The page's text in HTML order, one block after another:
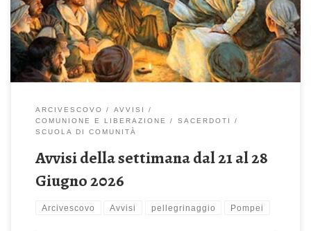
ore 18:30 – Recita del Santo Rosario Onomastico di don Gino
nella memoria di San Luigi Gonzaga Lunedì 22 Giugno […]
ARCIVESCOVO
AVVISI
COMUNIONE E LIBERAZIONE
SACERDOTI
SCUOLA DI COMUNITÀ
Avvisi della settimana dal 21 al 28
Giugno 2026
Arcivescovo Avvisi pellegrinaggio Pompei